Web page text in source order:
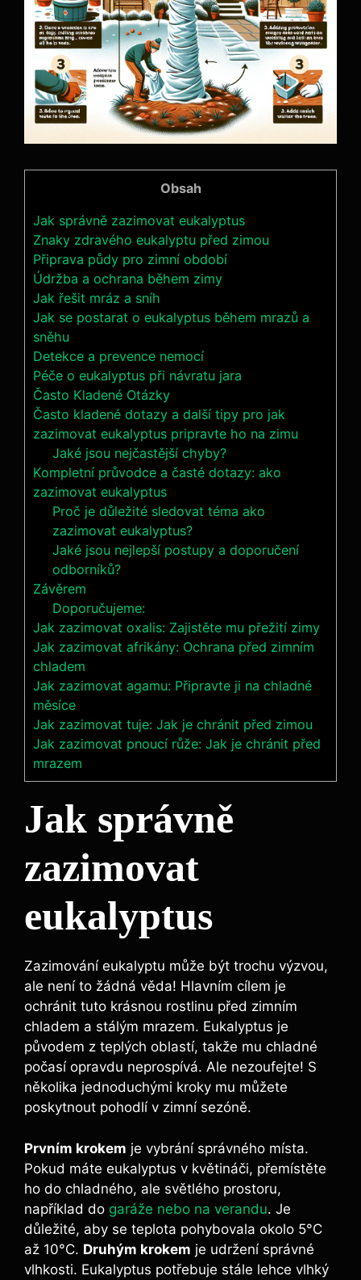
Obsah
Jak správně zazimovat eukalyptus
Znaky zdravého eukalyptu před zimou
Připrava půdy pro zimní období
Údržba a ochrana během zimy
Jak řešit mráz a sníh
Jak se postarat o eukalyptus během mrazů a
sněhu
Detekce a prevence nemocí
Péče o eukalyptus při návratu jara
Často Kladené Otázky
Často kladené dotazy a další tipy pro jak
zazimovat eukalyptus pripravte ho na zimu
Jaké jsou nejčastější chyby?
Kompletní průvodce a časté dotazy: ako
zazimovat eukalyptus
Proč je důležité sledovat téma ako
zazimovat eukalyptus?
Jaké jsou nejlepší postupy a doporučení
odborníků?
Závěrem
Doporučujeme:
Jak zazimovat oxalis: Zajistěte mu přežití zimy
Jak zazimovat afrikány: Ochrana před zimním
chladem
Jak zazimovat agamu: Připravte ji na chladné
měsíce
Jak zazimovat tuje: Jak je chránit před zimou
Jak zazimovat pnoucí růže: Jak je chránit před
mrazem
Jak správně
zazimovat
eukalyptus
Zazimování eukalyptu může být trochu výzvou,
ale není to žádná věda! Hlavním cílem je
ochránit tuto krásnou rostlinu před zimním
chladem a stálým mrazem. Eukalyptus je
původem z teplých oblastí, takže mu chladné
počasí opravdu neprospívá. Ale nezoufejte! S
několika jednoduchými kroky mu můžete
poskytnout pohodlí v zimní sezóně.
Prvním krokem je vybrání správného místa.
Pokud máte eukalyptus v květináči, přemístěte
ho do chladného, ale světlého prostoru,
například do garáže nebo na verandu. Je
důležité, aby se teplota pohybovala okolo 5°C
až 10°C. Druhým krokem je udržení správné
vlhkosti. Eukalyptus potřebuje stále lehce vlhký